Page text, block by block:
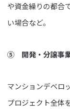
や資金繰りの都合
い場合など。
⑤ 開発・分譲事業
マンションデベロ
プロジェクト全体